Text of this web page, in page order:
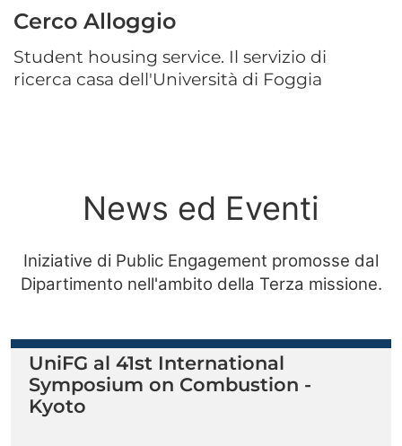
Cerco Alloggio
Student housing service. Il servizio di
ricerca casa dell'Università di Foggia
News ed Eventi
Iniziative di Public Engagement promosse dal
Dipartimento nell'ambito della Terza missione.
UniFG al 41st International
Symposium on Combustion -
Kyoto